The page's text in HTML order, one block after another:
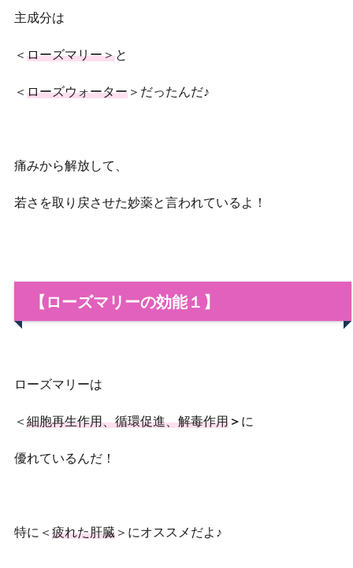
主成分は
＜ ローズマリー＞と
＜ ローズウォーター ＞だったんだ♪
痛みから解放して、
若さを取り戻させた妙薬と言われているよ！
【ローズマリーの効能１】
ローズマリーは
＜ 細胞再生作用、循環促進、解毒作用 ＞ に
優れているんだ！
特に＜ 疲れた肝臓 ＞にオススメだよ♪